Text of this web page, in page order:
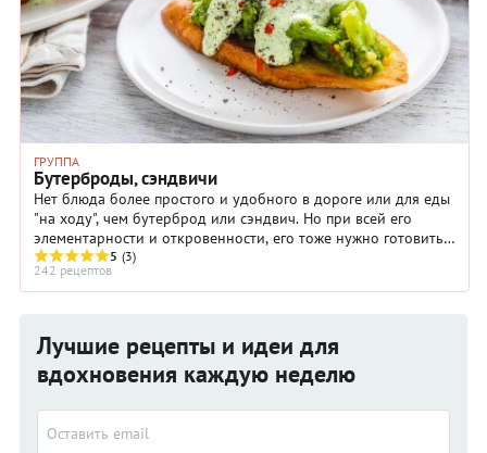
ГРУППА
Бутерброды, сэндвичи
Нет блюда более простого и удобного в дороге или для еды
"на ходу", чем бутерброд или сэндвич. Но при всей его
элементарности и откровенности, его тоже нужно готовить
по определённым ...
5 (3)
242 рецептов
Лучшие рецепты и идеи для
вдохновения каждую неделю